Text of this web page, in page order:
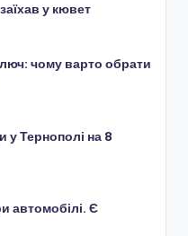
у кювет
чому варто обрати
у Тернополі на 8
автомобілі. Є